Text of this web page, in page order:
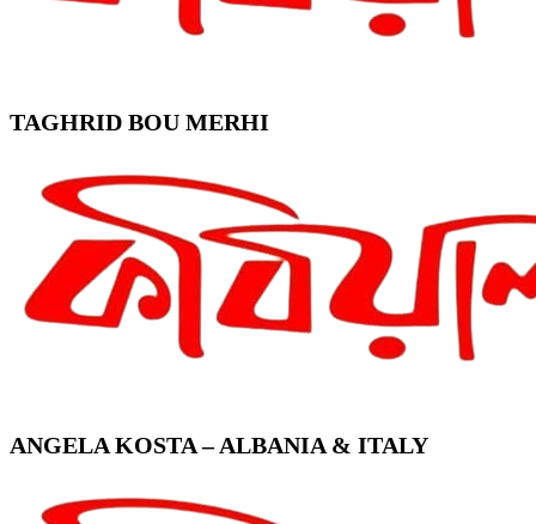
TAGHRID BOU MERHI
ANGELA KOSTA – ALBANIA & ITALY